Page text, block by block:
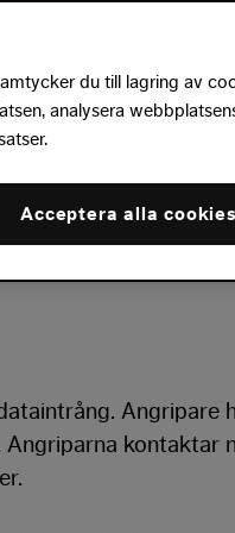
gästers
för att komma åt
Angripare
kontaktar
du till lagring av
analysera
Acceptera alla cookies